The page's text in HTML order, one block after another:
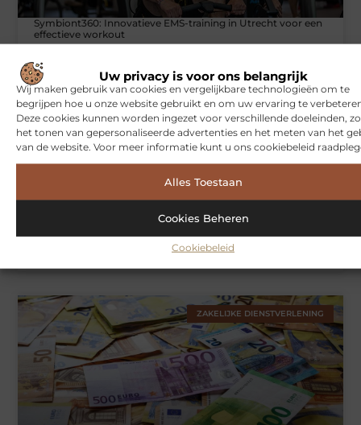
Uw privacy is voor ons belangrijk
Wij maken gebruik van cookies en vergelijkbare technologieën om te
begrijpen hoe u onze website gebruikt en om uw ervaring te
Deze cookies kunnen worden ingezet voor verschillende doeleinden,
het tonen van gepersonaliseerde advertenties en het meten van het
van de website. Voor meer informatie kunt u ons cookiebeleid
Alles Toestaan
Cookies Beheren
Cookiebeleid
Symbiont360: Innovatieve EMS-training in Utrecht voor een
effectieve workout
WONINGEN
Hoe je jouw woning in Amsterdam beter beschermt tegen
ZAKELIJKE DIENSTVERLENING